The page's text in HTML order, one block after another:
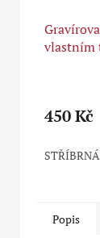
vlastním
produktu
z
450 Kč
Popis